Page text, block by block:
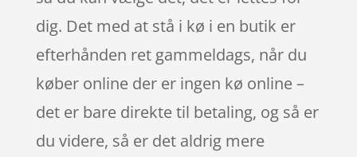
dig. Det med at stå i kø i en butik er
efterhånden ret gammeldags, når du
køber online der er ingen kø online –
det er bare direkte til betaling, og så er
du videre, så er det aldrig mere